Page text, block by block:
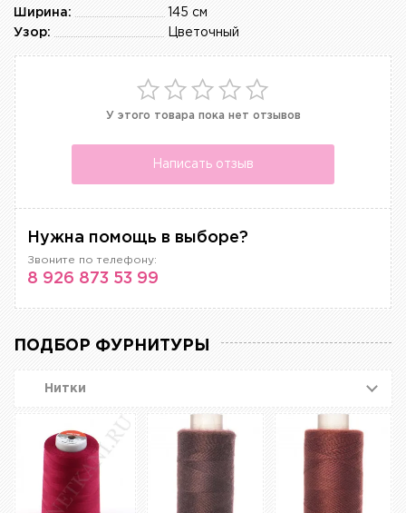
145 см
Ширина:
Цветочный
Узор:
У этого товара пока нет отзывов
Написать отзыв
Нужна помощь в выборе?
Звоните по телефону:
8 926 873 53 99
ПОДБОР ФУРНИТУРЫ
Нитки